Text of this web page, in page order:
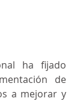
ha fijado
de
a mejorar y